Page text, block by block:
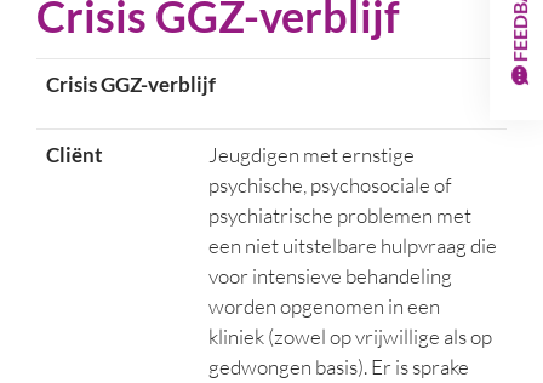
Crisis GGZ-verblijf
Crisis GGZ-verblijf
Cliënt
Jeugdigen met ernstige
psychische, psychosociale of
psychiatrische problemen met
een niet uitstelbare hulpvraag die
voor intensieve behandeling
worden opgenomen in een
kliniek (zowel op vrijwillige als op
gedwongen basis). Er is sprake